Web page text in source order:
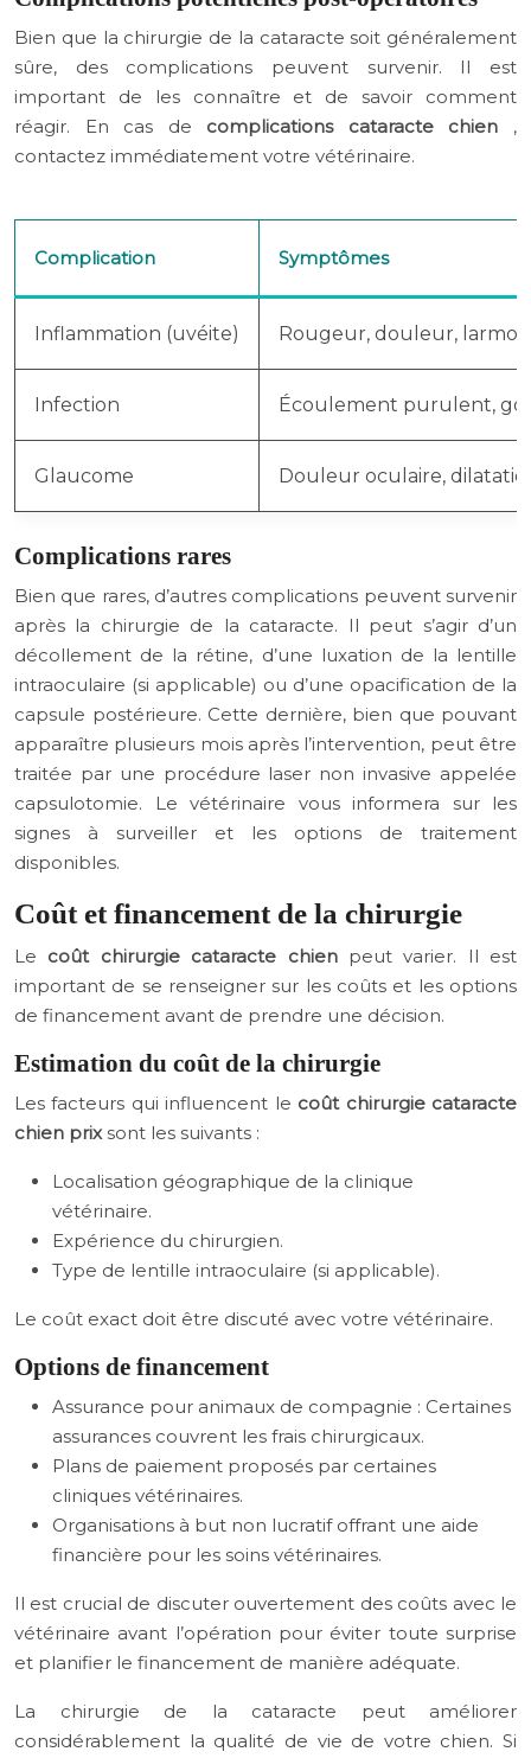
Bien que la chirurgie de la cataracte soit généralement
sûre, des complications peuvent survenir. Il est
important de les connaître et de savoir comment
réagir. En cas de complications cataracte chien ,
contactez immédiatement votre vétérinaire.
Complication Symptômes
Inflammation (uvéite) Rougeur, douleur,
Infection Écoulement purulent,
Glaucome Douleur oculaire,
Complications rares
Bien que rares, d’autres complications peuvent survenir
après la chirurgie de la cataracte. Il peut s’agir d’un
décollement de la rétine, d’une luxation de la lentille
intraoculaire (si applicable) ou d’une opacification de la
capsule postérieure. Cette dernière, bien que pouvant
apparaître plusieurs mois après l’intervention, peut être
traitée par une procédure laser non invasive appelée
capsulotomie. Le vétérinaire vous informera sur les
signes à surveiller et les options de traitement
disponibles.
Coût et financement de la chirurgie
Le coût chirurgie cataracte chien peut varier. Il est
important de se renseigner sur les coûts et les options
de financement avant de prendre une décision.
Estimation du coût de la chirurgie
Les facteurs qui influencent le coût chirurgie cataracte
chien prixsont les suivants :
Localisation géographique de la clinique
vétérinaire.
Expérience du chirurgien.
Type de lentille intraoculaire (si applicable).
Le coût exact doit être discuté avec votre vétérinaire.
Options de financement
Assurance pour animaux de compagnie : Certaines
assurances couvrent les frais chirurgicaux.
Plans de paiement proposés par certaines
cliniques vétérinaires.
Organisations à but non lucratif offrant une aide
financière pour les soins vétérinaires.
Il est crucial de discuter ouvertement des coûts avec le
vétérinaire avant l’opération pour éviter toute surprise
et planifier le financement de manière adéquate.
La chirurgie de la cataracte peut améliorer
considérablement la qualité de vie de votre chien. Si